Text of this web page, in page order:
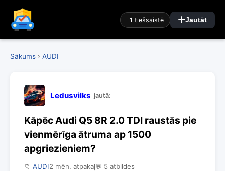
1 tiešsaistē Jautāt
Sākums › AUDI
Ledusvilks jautā:
Kāpēc Audi Q5 8R 2.0 TDI raustās pie
vienmērīga ātruma ap 1500
apgriezieniem?
📁 AUDI2 mēn. atpakaļ💬 5 atbildes